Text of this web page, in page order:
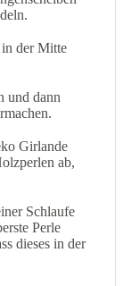
in der Mitte
und dann
Girlande
ab,
Schlaufe
Perle
dieses in der